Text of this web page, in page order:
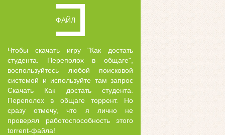
ФАЙЛ
Чтобы скачать игру "Как достать
студента. Переполох в общаге",
воспользуйтесь любой поисковой
системой и используйте там запрос
Скачать Как достать студента.
Переполох в общаге торрент. Но
сразу отмечу, что я лично не
проверял работоспособность этого
torrent-файла!